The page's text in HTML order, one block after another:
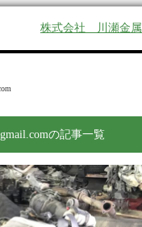
株式会社 川瀬金属
の記事一覧